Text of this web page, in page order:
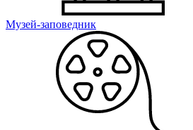
Музей-заповедник